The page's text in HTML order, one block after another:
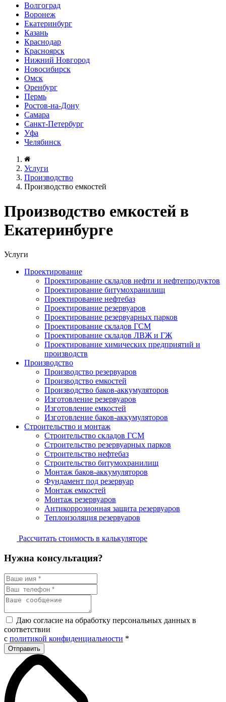
Волгоград
Воронеж
Екатеринбург
Казань
Краснодар
Красноярск
Нижний Новгород
Новосибирск
Омск
Оренбург
Пермь
Ростов-на-Дону
Самара
Санкт-Петербург
Уфа
Челябинск
Услуги
Производство
Производство емкостей
Производство емкостей в
Екатеринбурге
Услуги
Проектирование
Проектирование складов нефти и нефтепродуктов
Проектирование битумохранилищ
Проектирование нефтебаз
Проектирование резервуаров
Проектирование резервуарных парков
Проектирование складов ГСМ
Проектирование складов ЛВЖ и ГЖ
Проектирование химических предприятий и
производств
Производство
Производство резервуаров
Производство емкостей
Производство баков-аккумуляторов
Изготовление резервуаров
Изготовление емкостей
Изготовление баков-аккумуляторов
Строительство и монтаж
Строительство складов ГСМ
Строительство резервуарных парков
Строительство нефтебаз
Строительство битумохранилищ
Монтаж баков-аккумуляторов
Фундамент под резервуар
Монтаж емкостей
Монтаж резервуаров
Антикоррозионная защита резервуаров
Теплоизоляция резервуаров
Рассчитать стоимость в калькуляторе
Нужна консультация?
Даю согласие на обработку персональных данных в
соответствии
с политикой конфиденциальности *